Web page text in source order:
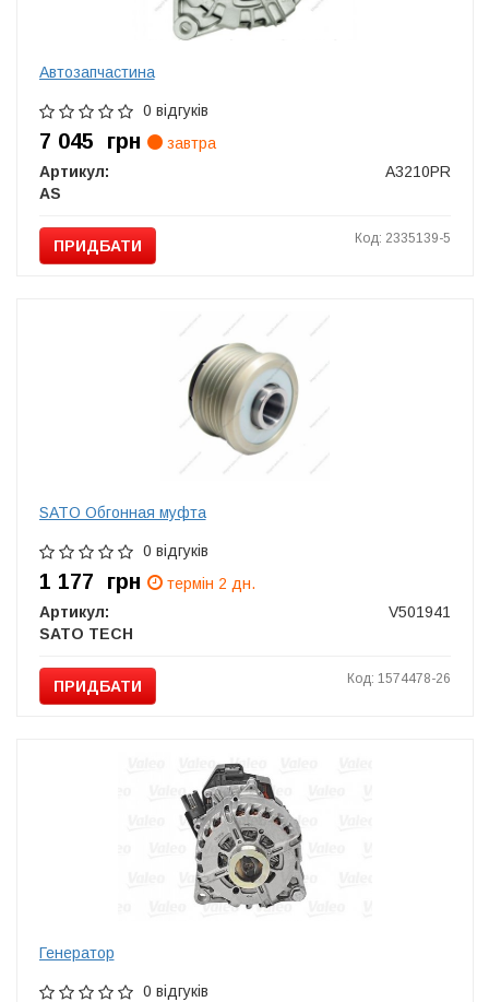
Автозапчастина
0 відгуків
7 045 грн
завтра
Артикул:
A3210PR
AS
ПРИДБАТИ Код: 2335139-5
SATO Обгонная муфта
0 відгуків
1 177 грн
термін 2 дн.
Артикул:
V501941
SATO TECH
ПРИДБАТИ Код: 1574478-26
Генератор
0 відгуків